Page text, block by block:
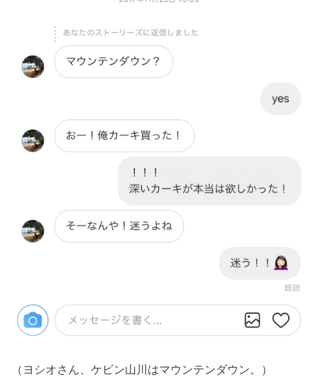
（ヨシオさん、ケビン山川はマウンテンダウン。）